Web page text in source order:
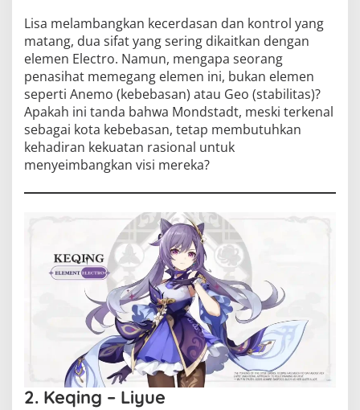
Lisa melambangkan kecerdasan dan kontrol yang
matang, dua sifat yang sering dikaitkan dengan
elemen Electro. Namun, mengapa seorang
penasihat memegang elemen ini, bukan elemen
seperti Anemo (kebebasan) atau Geo (stabilitas)?
Apakah ini tanda bahwa Mondstadt, meski terkenal
sebagai kota kebebasan, tetap membutuhkan
kehadiran kekuatan rasional untuk
menyeimbangkan visi mereka?
2. Keqing – Liyue